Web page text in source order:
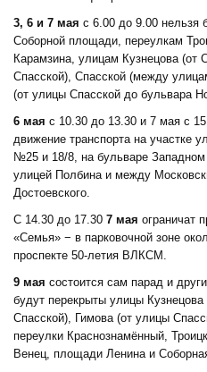
3, 6 и 7 мая с 6.00 до 9.00 нельзя
Соборной площади, переулкам
Карамзина, улицам Кузнецова
Спасской), Спасской (между
(от улицы Спасской до бульвара
6 мая с 10.30 до 13.30 и 7 мая с
движение транспорта на участке
№25 и 18/8, на бульваре
улицей Полбина и между
Достоевского.
С 14.30 до 17.30 7 мая ограничат
«Семья» − в парковочной зоне
проспекте 50-летия ВЛКСМ.
9 мая состоится сам парад и
будут перекрыты улицы
Спасской), Гимова (от улицы
переулки Краснознамённый,
Венец, площади Ленина и